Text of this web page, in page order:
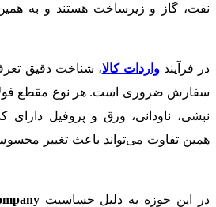
نفت، گاز و زیرساخت هستند و به
در فرآیندواردات کالا، شناخت دقیق
سفارش ضروری است. هر نوع مقطع
نبشی، ناودانی، ورق و پروفیل دارای
همین تفاوت می‌تواند باعث تغییر
در این حوزه به دلیل حساسیت